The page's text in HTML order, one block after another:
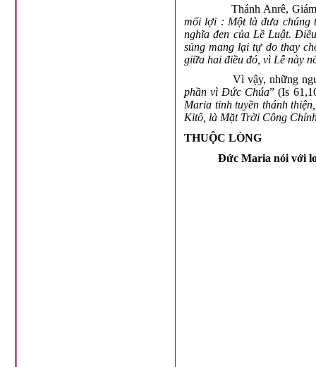
Thánh Anrê, Giám
mối lợi : Một là đưa chúng
nghĩa đen của Lề Luật.
sủng mang lại tự do thay
giữa hai điều đó, vì Lễ này
Vì vậy, những
phần vì Đức Chúa” (Is
Maria tinh tuyền thánh
Kitô, là Mặt Trời Công
THUỘC LÒNG
Đức Maria nói với